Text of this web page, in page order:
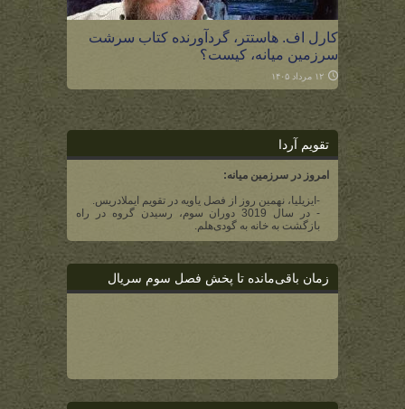
کارل اف. هاستتر، گردآورنده کتاب سرشت
سرزمین میانه، کیست؟
۱۲ مرداد ۱۴۰۵
تقویم آردا
امروز در سرزمین میانه:
-ایزیلیا، نهمین روز از فصل یاویه در تقویم ایملادریس.
- در سال 3019 دوران سوم، رسیدن گروه در راه
بازگشت به خانه به گودی‌هلم.
زمان باقی‌مانده تا پخش فصل سوم سریال